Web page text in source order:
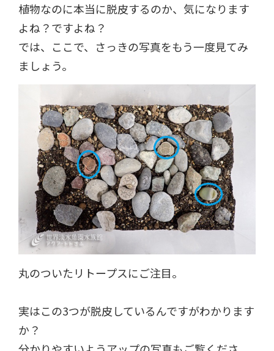
植物なのに本当に脱皮するのか、気になります
よね？ですよね？
では、ここで、さっきの写真をもう一度見てみ
ましょう。
丸のついたリトープスにご注目。
実はこの3つが脱皮しているんですがわかります
か？